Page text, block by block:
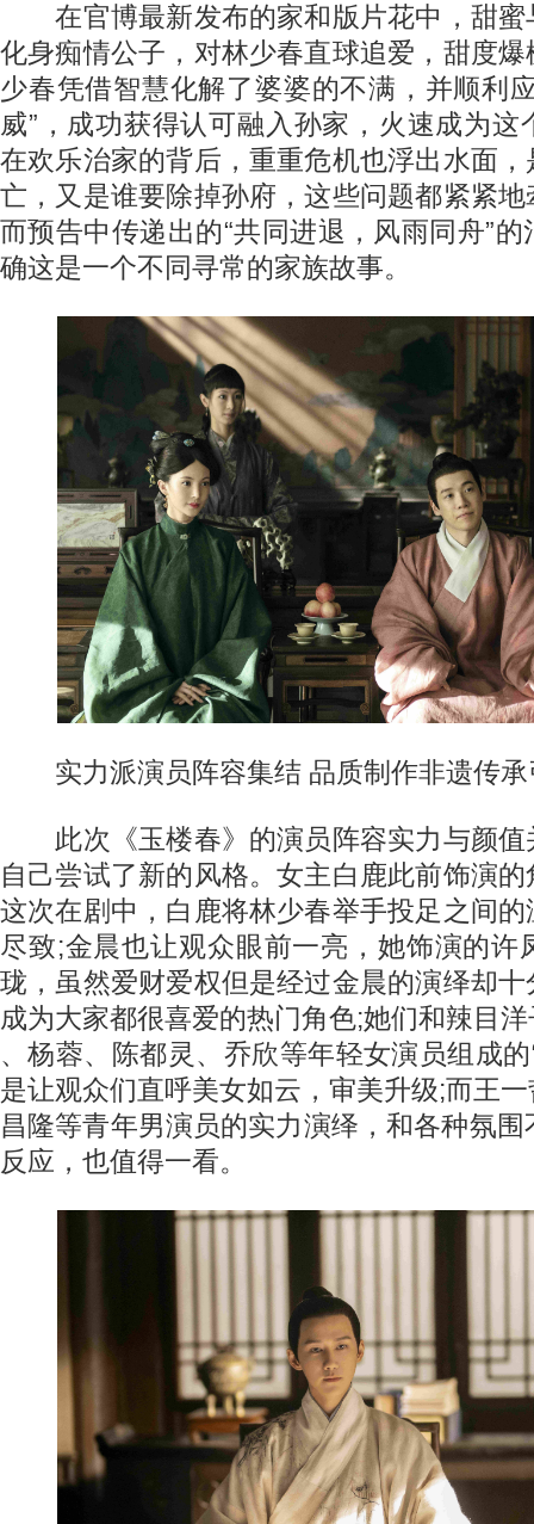
在官博最新发布的家和版片花中，甜蜜
化身痴情公子，对林少春直球追爱，甜度
少春凭借智慧化解了婆婆的不满，并顺利
威”，成功获得认可融入孙家，火速成为这
在欢乐治家的背后，重重危机也浮出水面
亡，又是谁要除掉孙府，这些问题都紧紧
而预告中传递出的“共同进退，风雨同舟”
确这是一个不同寻常的家族故事。
实力派演员阵容集结 品质制作非遗传承
此次《玉楼春》的演员阵容实力与颜值
自己尝试了新的风格。女主白鹿此前饰演
这次在剧中，白鹿将林少春举手投足之间
尽致;金晨也让观众眼前一亮，她饰演的许
珑，虽然爱财爱权但是经过金晨的演绎却
成为大家都很喜爱的热门角色;她们和辣目
、杨蓉、陈都灵、乔欣等年轻女演员组成
是让观众们直呼美女如云，审美升级;而王
昌隆等青年男演员的实力演绎，和各种氛
反应，也值得一看。